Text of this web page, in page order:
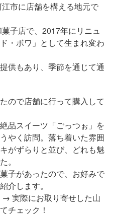
市に店舗を構える地元で
子店で、2017年にリニュ
・ボワ」として生まれ変わ
供もあり、季節を通じて通
ので店舗に行って購入して
品スイーツ「ごっつぉ」を
やく訪問。落ち着いた雰囲
がずらりと並び、どれも魅
。
子があったので、お好みで
介します。
→ 実際にお取り寄せした山
チェック！